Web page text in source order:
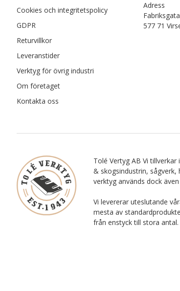
Cookies och integritetspolicy
GDPR
Returvillkor
Leveranstider
Verktyg för övrig industri
Om företaget
Kontakta oss
Adress
577 71
Tolé Vertyg AB Vi
& skogsindustrin, sågverk,
verktyg används dock
Vi levererar uteslutande
mesta av
från enstyck till stora